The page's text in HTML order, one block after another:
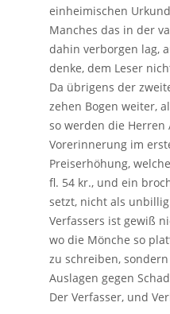
einheimischen
Manches das in der
dahin verborgen lag,
denke, dem Leser
Da übrigens der
zehen Bogen weiter,
so werden die
Vorerinnerung im
Preiserhöhung,
fl. 54 kr., und ein
setzt, nicht als
Verfassers ist gewiß
wo die Mönche so
zu schreiben,
Auslagen gegen
Der Verfasser, und